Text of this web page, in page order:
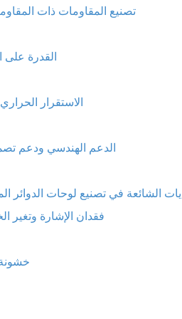
2. تصنيع المقاومات ذات
3. القدرة
4. الاستقرار
5. الدعم الهندسي ودعم
الشائعة في تصنيع لوحات الدوائر
فقدان الإشارة وتغير